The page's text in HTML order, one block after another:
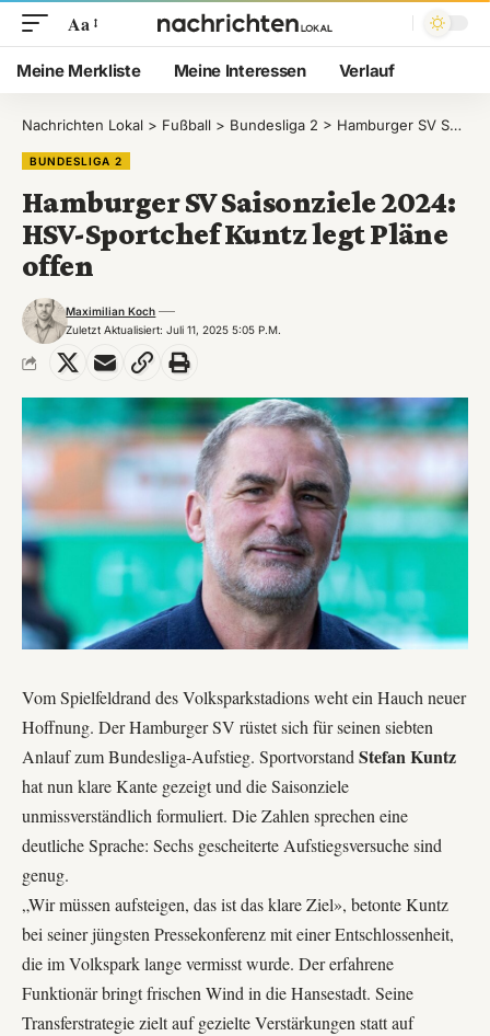
Aa
Meine Merkliste Meine Interessen Verlauf
Nachrichten Lokal > Fußball > Bundesliga 2 > Hamburger SV Saisonziele 2024: HSV-Sportchef Kuntz legt Pläne offen
BUNDESLIGA 2
Hamburger SV Saisonziele 2024:
HSV-Sportchef Kuntz legt Pläne
offen
Zuletzt Aktualisiert: Juli 11, 2025 5:05 P.m.
Maximilian Koch
Vom Spielfeldrand des Volksparkstadions weht ein Hauch neuer
Hoffnung. Der Hamburger SV rüstet sich für seinen siebten
Anlauf zum Bundesliga-Aufstieg. Sportvorstand Stefan Kuntz
hat nun klare Kante gezeigt und die Saisonziele
unmissverständlich formuliert. Die Zahlen sprechen eine
deutliche Sprache: Sechs gescheiterte Aufstiegsversuche sind
genug.
„Wir müssen aufsteigen, das ist das klare Ziel», betonte Kuntz
bei seiner jüngsten Pressekonferenz mit einer Entschlossenheit,
die im Volkspark lange vermisst wurde. Der erfahrene
Funktionär bringt frischen Wind in die Hansestadt. Seine
Transferstrategiezielt auf gezielte Verstärkungen statt auf